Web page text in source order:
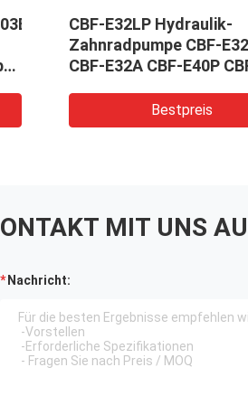
CBF-E32LP Hydraulik-
Zahnradpumpe CBF-
CBF-E32A CBF-E40P
Zahnradpumpe
Aluminiumlegierung
Bestpreis
MIT UNS
Nachricht: